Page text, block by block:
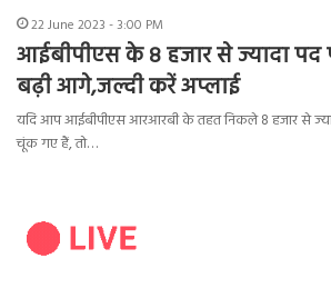
22 June 2023 - 3:00 PM
आईबीपीएस के 8 हजार से ज्यादा
बढ़ी आगे,जल्दी करें अप्लाई
यदि आप आईबीपीएस आरआरबी के तहत निकले 8 हजार से
चूंक गए हैं, तो…